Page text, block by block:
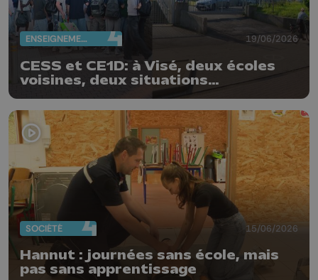
ENSEIGNEMENT 19/06/2026
CESS et CE1D: à Visé, deux écoles
voisines, deux situations
SOCIÉTÉ 15/06/2026
Hannut : journées sans école, mais
pas sans apprentissage